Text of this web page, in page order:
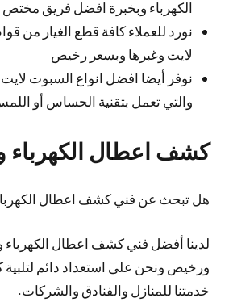
الكهرباء وبخبرة افضل فريق مختص
نورد للعملاء كافة قطع الغيار من
لايت وغبرها وبسعر رخيص
نوفر أيضا افضل انواع السبوت لايت
والتي تعمل بتقنية الحساس أو
كشف اعطال الكهرباء
هل تبحث عن فني كشف اعطال
لدينا أفضل فني كشف اعطال الكهرباء
ورخيص ونحن على استعداد دائم لتلبية
خدمتنا للمنازل والفنادق والشركات.